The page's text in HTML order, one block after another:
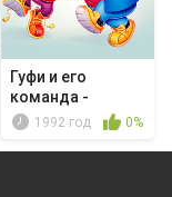
Гуфи и его
команда -
Учение — свет
1992 год 0%